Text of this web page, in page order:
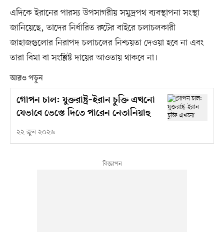
এদিকে ইরানের পারস্য উপসাগরীয় সমুদ্রপথ ব্যবস্থাপনা সংস্থা
জানিয়েছে, তাদের নির্ধারিত রুটের বাইরে চলাচলকারী
জাহাজগুলোর নিরাপদ চলাচলের নিশ্চয়তা দেওয়া হবে না এবং
তারা বিমা বা সংশ্লিষ্ট দায়ের আওতায় থাকবে না।
আরও পড়ুন
গোপন চাল: যুক্তরাষ্ট্র–ইরান চুক্তি এখনো
যেভাবে ভেস্তে দিতে পারেন নেতানিয়াহু
২২ জুন ২০২৬